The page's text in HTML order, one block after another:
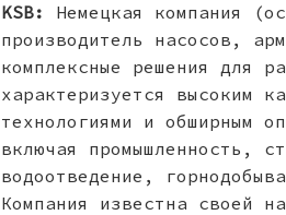
KSB:
Немецкая компания
производитель насосов,
комплексные решения для
характеризуется высоким
технологиями и обширным
включая промышленность,
водоотведение,
Компания известна своей